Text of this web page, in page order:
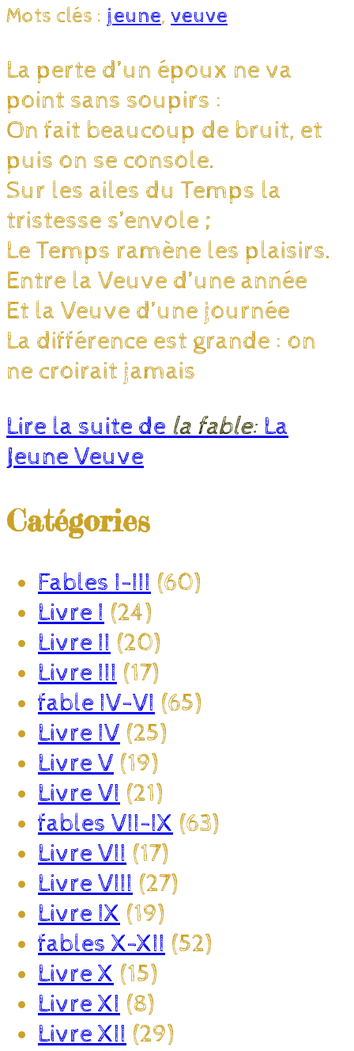
Mots clés : jeune, veuve
La perte d’un époux ne va
point sans soupirs :
On fait beaucoup de bruit, et
puis on se console.
Sur les ailes du Temps la
tristesse s’envole ;
Le Temps ramène les plaisirs.
Entre la Veuve d’une année
Et la Veuve d’une journée
La différence est grande : on
ne croirait jamais
Lire la suite de la fable: La
Jeune Veuve
Catégories
Fables I-III (60)
Livre I (24)
Livre II (20)
Livre III (17)
fable IV-VI (65)
Livre IV (25)
Livre V (19)
Livre VI (21)
fables VII-IX (63)
Livre VII (17)
Livre VIII (27)
Livre IX (19)
fables X-XII (52)
Livre X (15)
Livre XI (8)
Livre XII (29)